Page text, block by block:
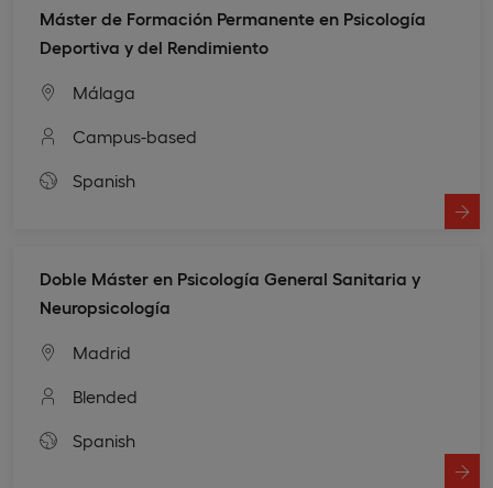
Máster de Formación Permanente en Psicología
Deportiva y del Rendimiento
Málaga
Campus-based
Spanish
Doble Máster en Psicología General Sanitaria y
Neuropsicología
Madrid
Blended
Spanish